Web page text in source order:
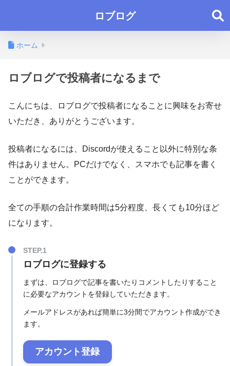
ロブログ
ホーム
ロブログで投稿者になるまで
こんにちは、ロブログで投稿者になることに興味をお寄せ
いただき、ありがとうございます。
投稿者になるには、Discordが使えること以外に特別な条
件はありません。PCだけでなく、スマホでも記事を書く
ことができます。
全ての手順の合計作業時間は5分程度、長くても10分ほど
になります。
ロブログに登録する
まずは、ロブログで記事を書いたりコメントしたりすること
に必要なアカウントを登録していただきます。
メールアドレスがあれば簡単に3分間でアカウント作成ができ
ます。
アカウント登録